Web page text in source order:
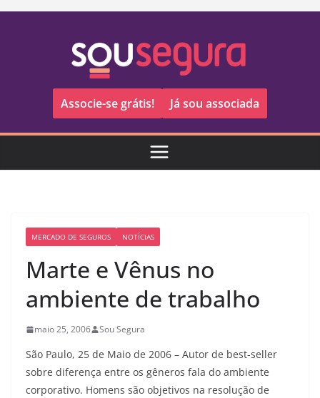
Pular
Associe-se grátis! Já sou associada
MERCADO DE SEGUROS NOTÍCIAS
Marte e Vênus no
ambiente de trabalho
maio 25, 2006 Sou Segura
São Paulo, 25 de Maio de 2006 – Autor de best-seller
sobre diferença entre os gêneros fala do ambiente
corporativo. Homens são objetivos na resolução de